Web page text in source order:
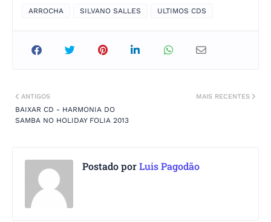
ARROCHA SILVANO SALLES ULTIMOS CDS
MAIS RECENTES
ANTIGOS
BAIXAR CD - HARMONIA DO
SAMBA NO HOLIDAY FOLIA 2013
Postado porLuis Pagodão